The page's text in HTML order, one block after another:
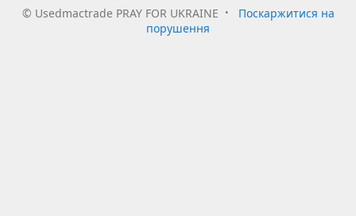
© Usedmactrade PRAY FOR UKRAINE
Поскаржитися на
порушення